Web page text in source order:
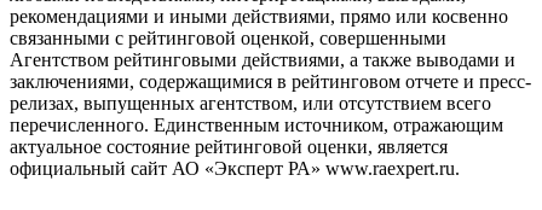
рекомендациями и иными действиями, прямо или косвенно
связанными с рейтинговой оценкой, совершенными
Агентством рейтинговыми действиями, а также выводами и
заключениями, содержащимися в рейтинговом отчете и пресс-
релизах, выпущенных агентством, или отсутствием всего
перечисленного. Единственным источником, отражающим
актуальное состояние рейтинговой оценки, является
официальный сайт АО «Эксперт РА» www.raexpert.ru.